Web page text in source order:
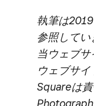
執筆は​
参照してい
当ウェブ
ウェブサイ
Squareは​責